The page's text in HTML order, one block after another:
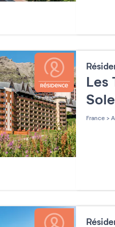
Les
France >